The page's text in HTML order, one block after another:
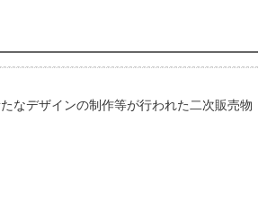
なデザインの制作等が行われた二次販売物